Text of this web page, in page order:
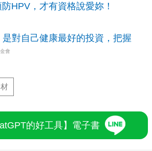
HPV，才有資格說愛妳！
對自己健康最好的投資，把握
會
的好工具】電子書